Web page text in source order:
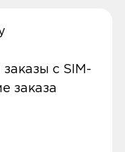
с SIM-
заказа